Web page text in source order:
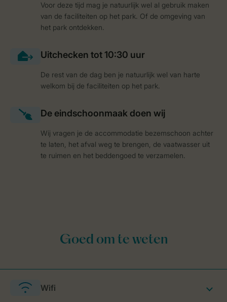
Voor deze tijd mag je natuurlijk wel al gebruik maken
van de faciliteiten op het park. Of de omgeving van
het park ontdekken.
De rest van de dag ben je natuurlijk wel van harte
welkom bij de faciliteiten op het park.
Wij vragen je de accommodatie bezemschoon achter
te laten, het afval weg te brengen, de vaatwasser uit
te ruimen en het beddengoed te verzamelen.
Wifi